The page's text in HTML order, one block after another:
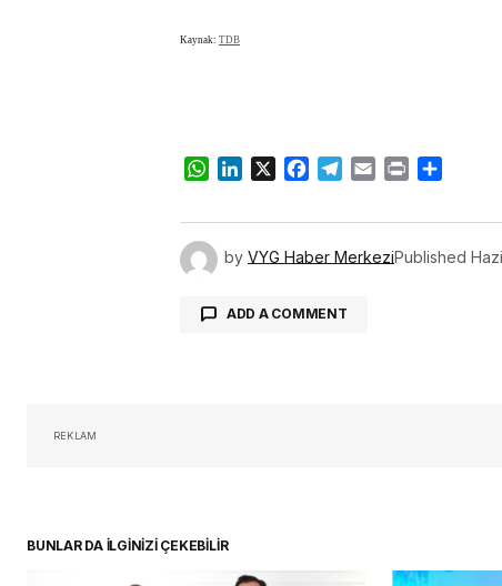
Kaynak: TDB
WhatsApp
LinkedIn
X Facebook
Telegram
Email Print
by VYG Haber MerkeziPublished
ADD A COMMENT
REKLAM
BUNLAR DA İLGİNİZİ ÇEKEBİLİR